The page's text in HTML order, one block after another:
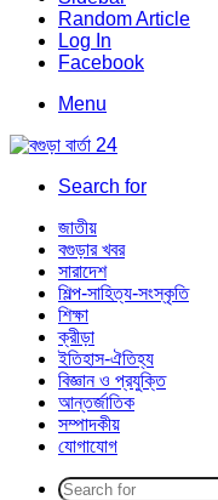
Random Article
Log In
Facebook
Menu
Search for
জাতীয়
বগুড়ার খবর
সারাদেশ
শিল্প-সাহিত্য-সংস্কৃতি
শিক্ষা
ক্রীড়া
ইতিহাস-ঐতিহ্য
বিজ্ঞান ও প্রযুক্তি
আন্তর্জাতিক
সম্পাদকীয়
যোগাযোগ